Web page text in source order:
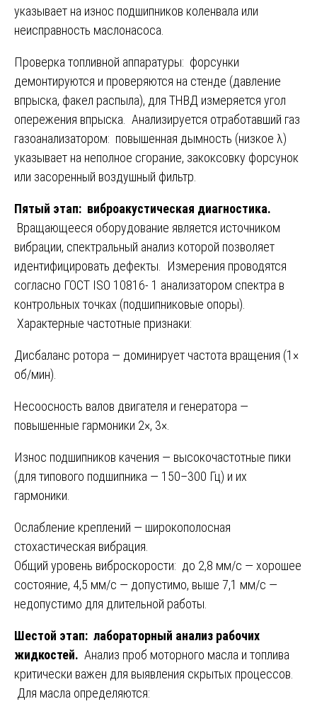
указывает на износ подшипников коленвала или
неисправность маслонасоса.
Проверка топливной аппаратуры: форсунки
демонтируются и проверяются на стенде (давление
впрыска, факел распыла), для ТНВД измеряется угол
опережения впрыска. Анализируется отработавший газ
газоанализатором: повышенная дымность (низкое λ)
указывает на неполное сгорание, закоксовку форсунок
или засоренный воздушный фильтр.
Пятый этап: виброакустическая диагностика.
Вращающееся оборудование является источником
вибрации, спектральный анализ которой позволяет
идентифицировать дефекты. Измерения проводятся
согласно ГОСТ ISO 10816- 1 анализатором спектра в
контрольных точках (подшипниковые опоры).
Характерные частотные признаки:
Дисбаланс ротора — доминирует частота вращения (1×
об/мин).
Несоосность валов двигателя и генератора —
повышенные гармоники 2×, 3×.
Износ подшипников качения — высокочастотные пики
(для типового подшипника — 150–300 Гц) и их
гармоники.
Ослабление креплений — широкополосная
стохастическая вибрация.
Общий уровень виброскорости: до 2,8 мм/с — хорошее
состояние, 4,5 мм/с — допустимо, выше 7,1 мм/с —
недопустимо для длительной работы.
Шестой этап: лабораторный анализ рабочих
жидкостей. Анализ проб моторного масла и топлива
критически важен для выявления скрытых процессов.
Для масла определяются: